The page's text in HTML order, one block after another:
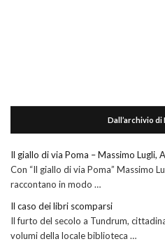
Dall’archivio di
Il giallo di via Poma – Massimo Lugli,
Con “Il giallo di via Poma” Massimo
raccontano in modo …
Il caso dei libri scomparsi
Il furto del secolo a Tundrum,
volumi della locale biblioteca …